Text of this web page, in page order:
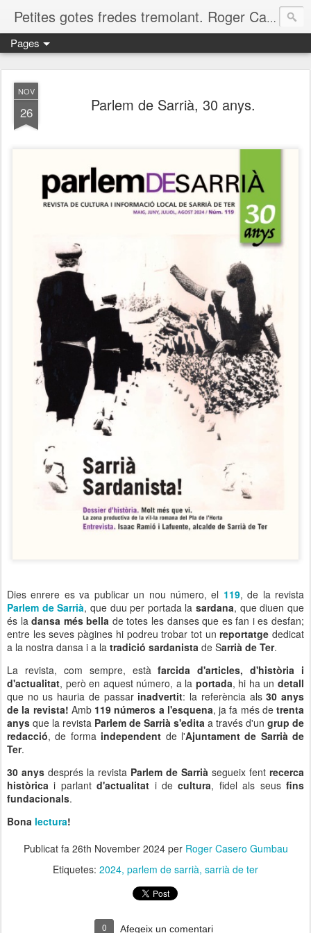
Petites gotes fredes tremolant. Roger Casero Gumbau. Girona
Pages
NOV
26 Parlem de Sarrià, 30 anys.
Dies enrere es va publicar un nou número, el 119, de la revista
Parlem de Sarrià, que duu per portada lasardana, que diuen que
és ladansa més bella de totes les danses que es fan i es desfan;
entre les seves pàgines hi podreu trobar tot unreportatgededicat
a la nostra dansa i a la tradició sardanista de Sarrià de Ter.
La revista, com sempre, estàfarcida d'articles, d'història i
d'actualitat, però en aquest número, a la portada, hi ha undetall
que no us hauria de passar inadvertit: la referència als30 anys
de la revista! Amb 119 números a l'esquena, ja fa més de trenta
anys que la revista Parlem de Sarrià s'edita a través d'un grup de
redacció, de forma independent de l'Ajuntament de Sarrià de
Ter.
30 anys després la revista Parlem de Sarrià segueix fent recerca
històrica i parlantd'actualitat i decultura, fidel als seusfins
fundacionals.
Bona lectura!
Publicat fa 26th November 2024per Roger Casero Gumbau
Etiquetes: 2024 parlem de sarrià sarrià de ter
0 Afegeix un comentari